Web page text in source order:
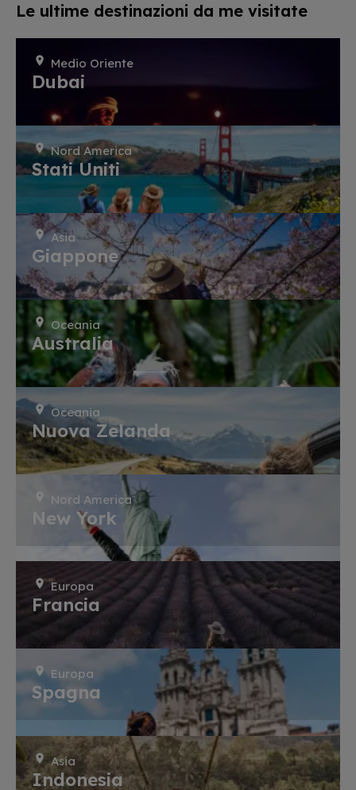
Le ultime destinazioni da me visitate
Medio Oriente
Dubai
Nord America
Stati Uniti
Asia
Giappone
Oceania
Australia
Oceania
Nuova Zelanda
Nord America
New York
Europa
Francia
Europa
Spagna
Asia
Indonesia